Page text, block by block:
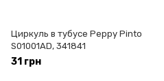
Циркуль в тубусе Peppy Pinto
S01001AD, 341841
31 грн